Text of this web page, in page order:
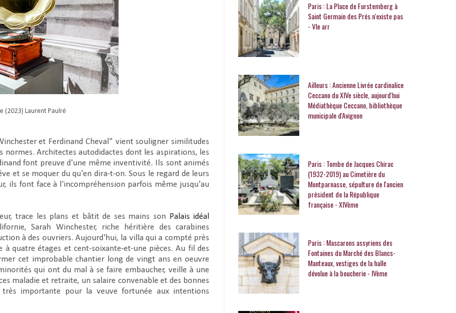
(2023) Laurent Paulré
et Ferdinand Cheval" vient souligner similitudes
Architectes autodidactes dont les aspirations, les
font preuve d'une même inventivité. Ils sont animés
et se moquer du qu'en dira-t-on. Sous le regard de leurs
ils font face à l'incompréhension parfois même jusqu'au
trace les plans et bâtit de ses mains son
Palais idéal
Sarah Winchester, riche héritière des carabines
à des ouvriers. Aujourd'hui, la villa qui a compté près
quatre étages et cent-soixante-et-une pièces. Au fil des
cet improbable chantier long de vingt ans en oeuvre
qui ont du mal à se faire embaucher, veille à une
maladie et retraite, un salaire convenable et des bonnes
importante pour la veuve fortunée aux intentions
Paris : La Place de Furstemberg à
Saint Germain des Prés n'existe pas
- VIe arr
Ailleurs : Ancienne Livrée cardinalice
Ceccano du XIVe siècle, aujourd'hui
Médiathèque Ceccano, bibliothèque
municipale d'Avignon
Paris : Tombe de Jacques Chirac
(1932-2019) au Cimetière du
Montparnasse, sépulture de l'ancien
président de la République
française - XIVème
Paris : Mascarons assyriens des
Fontaines du Marché des Blancs-
Manteaux, vestiges de la halle
dévolue à la boucherie - IVème